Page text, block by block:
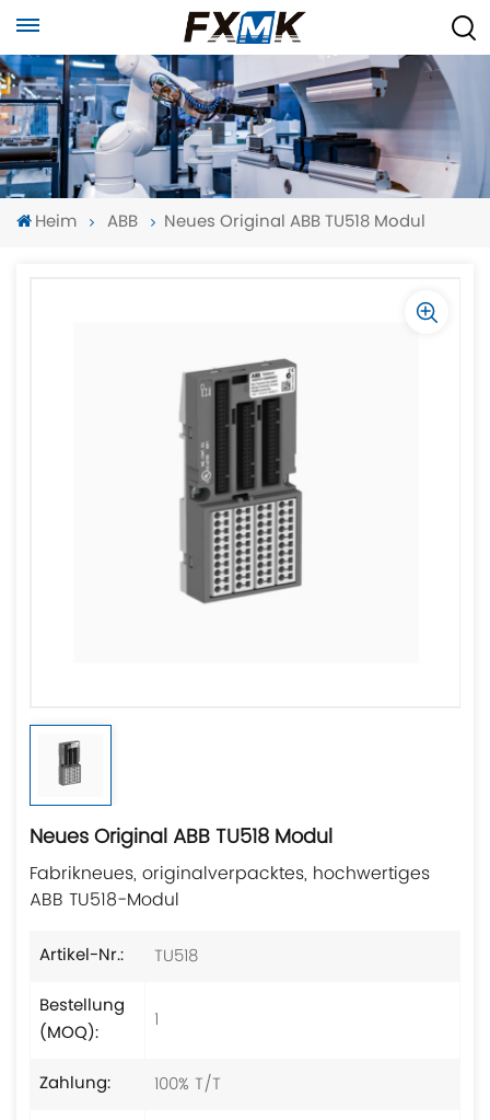
Heim ABB Neues Original ABB TU518 Modul
Neues Original ABB TU518 Modul
Fabrikneues, originalverpacktes, hochwertiges
ABB TU518-Modul
Artikel-Nr.:
TU518
Bestellung
(MOQ):
1
Zahlung:
100% T/T